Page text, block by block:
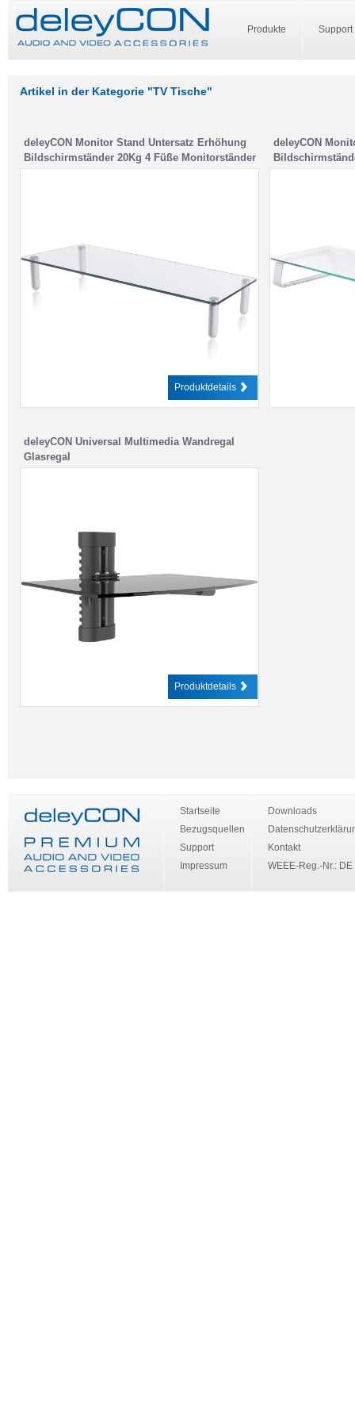
Produkte Support
Artikel in der Kategorie "TV Tische"
deleyCON Monitor Stand Untersatz Erhöhung
Bildschirmständer 20Kg 4 Füße Monitorständer
Glas
Produktdetails
deleyCON
Glas
deleyCON Universal Multimedia Wandregal
Glasregal
Produktdetails
Startseite
Bezugsquellen
Support
Impressum
Downloads
Kontakt
WEEE-Reg.-Nr.: